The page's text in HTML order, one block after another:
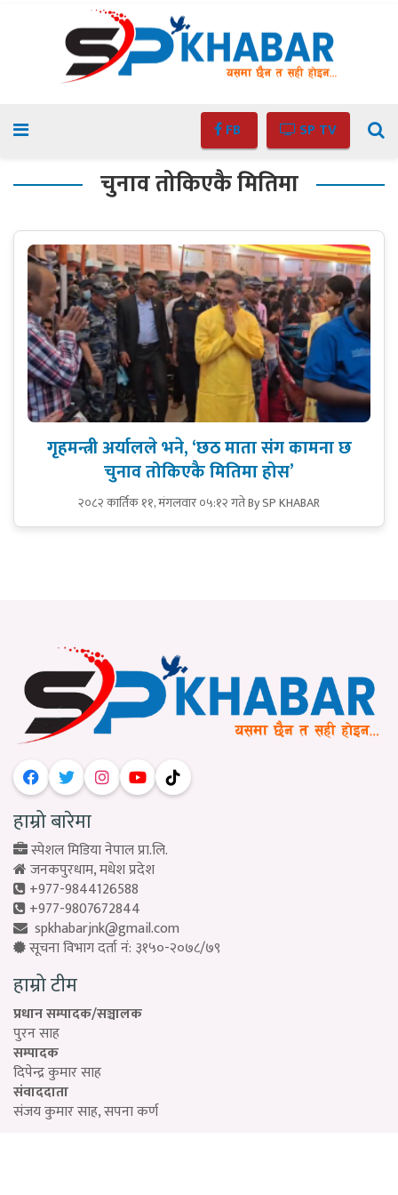
FB SP TV
चुनाव तोकिएकै मितिमा
गृहमन्त्री अर्यालले भने, ‘छठ माता संग कामना छ
चुनाव तोकिएकै मितिमा होस’
२०८२ कार्तिक ११, मंगलवार ०५:१२ गतेBy SP KHABAR
हाम्रो बारेमा
स्पेशल मिडिया नेपाल प्रा.लि.
जनकपुरधाम, मधेश प्रदेश
+977-9844126588
+977-9807672844
spkhabarjnk@gmail.com
सूचना विभाग दर्ता नं: ३१५०-२०७८/७९
हाम्रो टीम
प्रधान सम्पादक/सञ्चालक
पुरन साह
सम्पादक
दिपेन्द्र कुमार साह
संवाददाता
संजय कुमार साह, सपना कर्ण